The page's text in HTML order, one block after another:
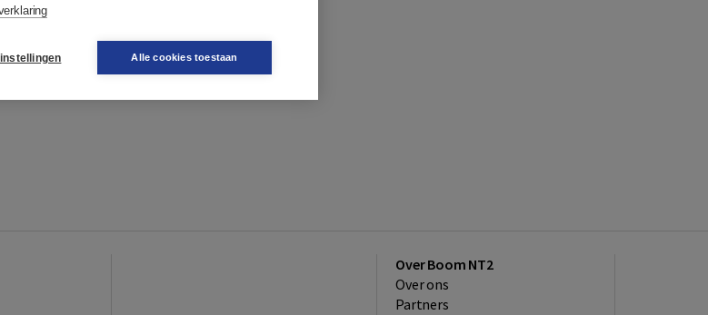
Over Boom NT2
Over ons
Partners
Alle cookies toestaan